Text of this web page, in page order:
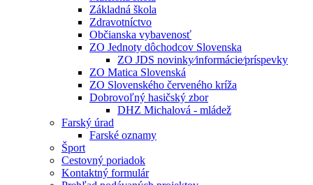
Základná škola
Zdravotníctvo
Občianska vybavenosť
ZO Jednoty dôchodcov Slovenska
ZO JDS novinky⁄informácie⁄príspevky
ZO Matica Slovenská
ZO Slovenského červeného kríža
Dobrovoľný hasičský zbor
DHZ Michalová - mládež
Farský úrad
Farské oznamy
Šport
Cestovný poriadok
Kontaktný formulár